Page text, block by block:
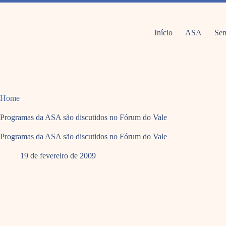
Pular
Início ASA
Home
Programas da ASA são discutidos no Fórum do Vale
Programas da ASA são discutidos no Fórum do Vale
19 de fevereiro de 2009